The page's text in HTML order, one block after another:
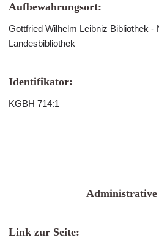
Aufbewahrungsort:
Gottfried Wilhelm Leibniz Bibliothek -
Landesbibliothek
Identifikator:
KGBH 714:1
Administrative
Link zur Seite: